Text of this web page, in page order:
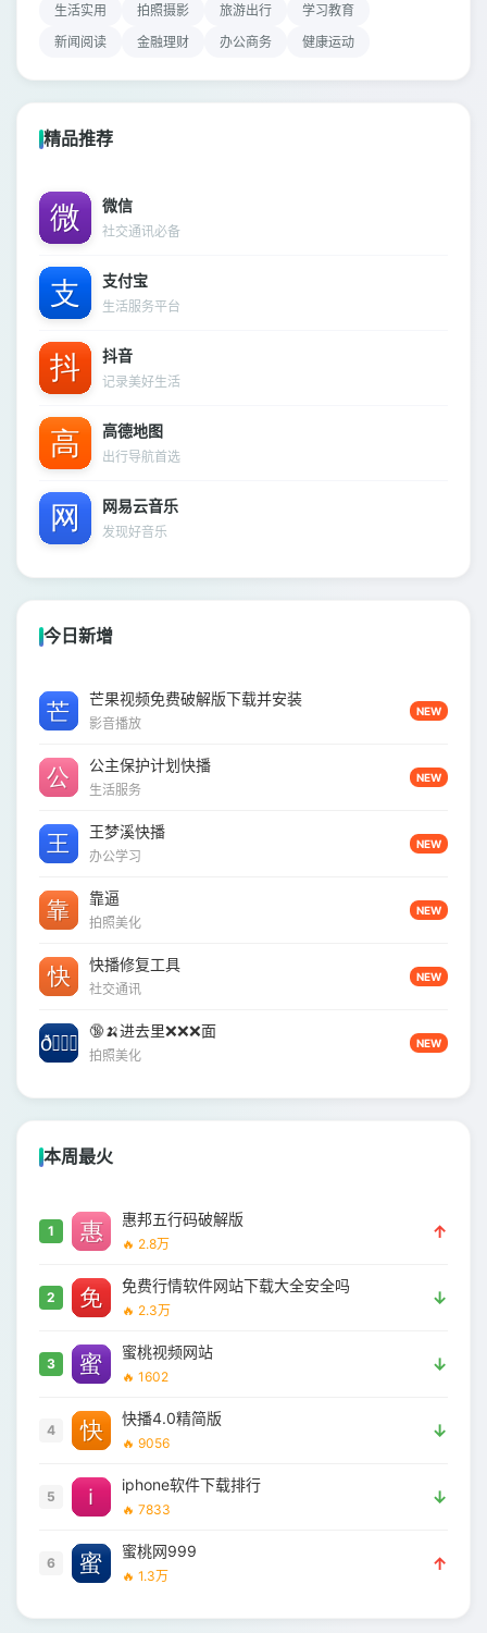
生活实用
拍照摄影 旅游出行
学习教育
新闻阅读
金融理财 办公商务 健康运动
精品推荐
微信
社交通讯必备
支付宝
生活服务平台
抖音
记录美好生活
高德地图
出行导航首选
网易云音乐
发现好音乐
今日新增
芒果视频免费破解版下载并安装
影音播放
NEW
公主保护计划快播
生活服务
NEW
王梦溪快播
办公学习
NEW
靠逼
拍照美化
NEW
快播修复工具
社交通讯
NEW
🔞🍌进去里❌❌❌面
拍照美化
NEW
本周最火
1
惠邦五行码破解版
🔥 2.8万
↑
2
免费行情软件网站下载大全安全吗
🔥 2.3万
↓
3
蜜桃视频网站
🔥 1602
↓
4
快播4.0精简版
🔥 9056
↓
5
iphone软件下载排行
🔥 7833
↓
6
蜜桃网999
🔥 1.3万
↑